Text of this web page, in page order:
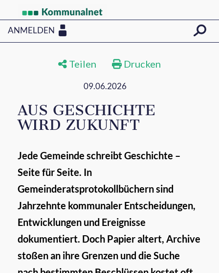
ANMELDEN
Teilen Drucken
09.06.2026
AUS GESCHICHTE
WIRD ZUKUNFT
Jede Gemeinde schreibt Geschichte –
Seite für Seite. In
Gemeinderatsprotokollbüchern sind
Jahrzehnte kommunaler Entscheidungen,
Entwicklungen und Ereignisse
dokumentiert. Doch Papier altert, Archive
stoßen an ihre Grenzen und die Suche